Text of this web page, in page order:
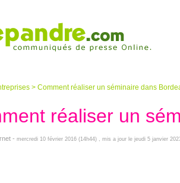
> Comment réaliser un séminaire dans
réaliser un
- mercredi 10 février 2016 (14h44) , mis a jour le jeudi 5 janvier